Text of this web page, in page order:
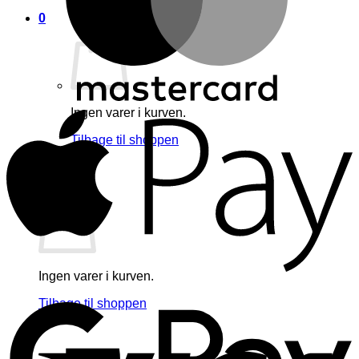
0
Ingen varer i kurven.
Tilbage til shoppen
Ingen varer i kurven.
Tilbage til shoppen